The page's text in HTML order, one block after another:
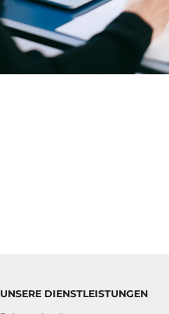
UNSERE DIENSTLEISTUNGEN